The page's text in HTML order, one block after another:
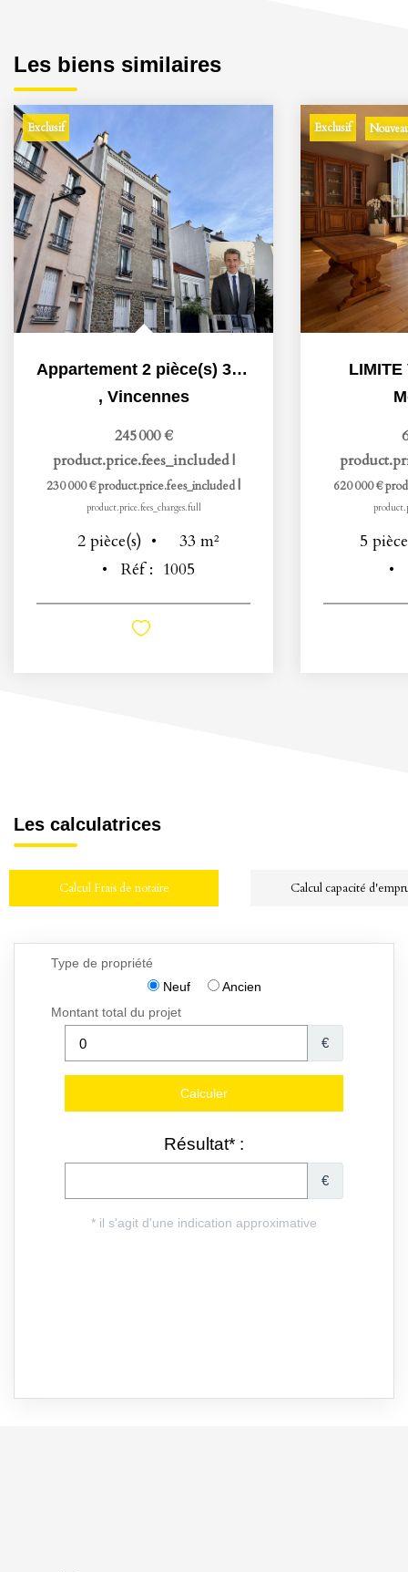
Les biens similaires
Exclusif
Appartement 2 pièce(s) 32.6 m2
, Vincennes
245 000 €
product.price.fees_included|
230 000 €product.price.fees_included|
product.price.fees_charges.full
2 pièce(s) 33 m²
Réf : 1005
Exclusif
LIMITE
620 000 €
5
Les calculatrices
Calcul Frais de notaire Calcul capacité